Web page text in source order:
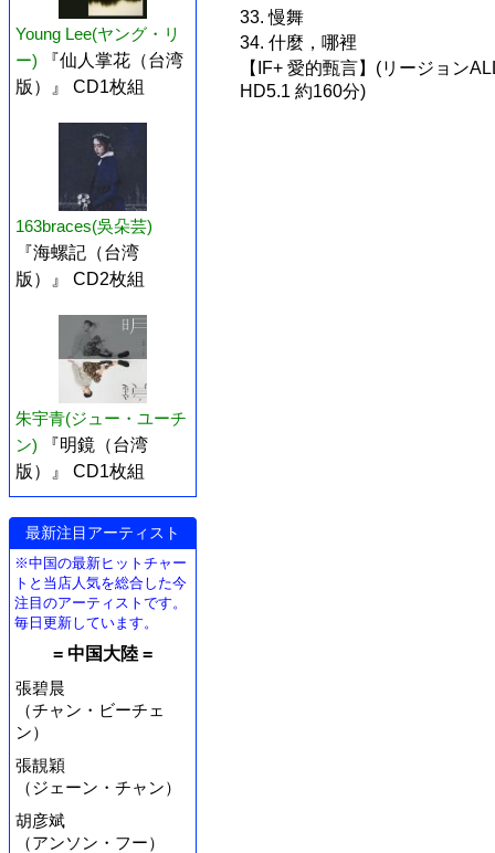
Young Lee(ヤング・リ
ー)
『仙人掌花（台湾
版）』 CD1枚組
163braces(吳朵芸)
『海螺記（台湾
版）』 CD2枚組
朱宇青(ジュー・ユーチ
ン)
『明鏡（台湾
版）』 CD1枚組
最新注目アーティスト
※中国の最新ヒットチャー
トと当店人気を総合した今
注目のアーティストです。
毎日更新しています。
= 中国大陸 =
張碧晨
（チャン・ビーチェ
ン）
張靚穎
（ジェーン・チャン）
胡彦斌
（アンソン・フー）
33. 慢舞
34. 什麼，哪裡
【IF+ 愛的甄言】(リージョン
HD5.1 約160分)